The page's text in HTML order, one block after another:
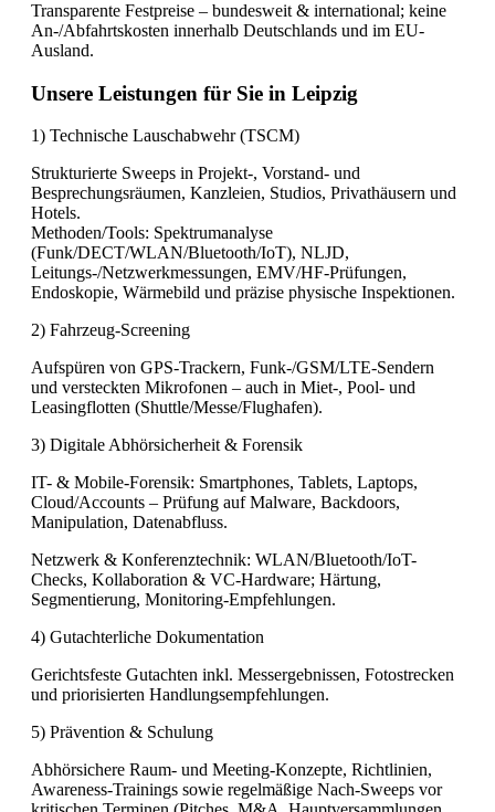
Transparente Festpreise – bundesweit & international; keine
An-/Abfahrtskosten innerhalb Deutschlands und im EU-
Ausland.
Unsere Leistungen für Sie in Leipzig
1) Technische Lauschabwehr (TSCM)
Strukturierte Sweeps in Projekt-, Vorstand- und
Besprechungsräumen, Kanzleien, Studios, Privathäusern und
Hotels.
Methoden/Tools: Spektrumanalyse
(Funk/DECT/WLAN/Bluetooth/IoT), NLJD,
Leitungs-/Netzwerkmessungen, EMV/HF-Prüfungen,
Endoskopie, Wärmebild und präzise physische Inspektionen.
2) Fahrzeug-Screening
Aufspüren von GPS-Trackern, Funk-/GSM/LTE-Sendern
und versteckten Mikrofonen – auch in Miet-, Pool- und
Leasingflotten (Shuttle/Messe/Flughafen).
3) Digitale Abhörsicherheit & Forensik
IT- & Mobile-Forensik: Smartphones, Tablets, Laptops,
Cloud/Accounts – Prüfung auf Malware, Backdoors,
Manipulation, Datenabfluss.
Netzwerk & Konferenztechnik: WLAN/Bluetooth/IoT-
Checks, Kollaboration & VC-Hardware; Härtung,
Segmentierung, Monitoring-Empfehlungen.
4) Gutachterliche Dokumentation
Gerichtsfeste Gutachten inkl. Messergebnissen, Fotostrecken
und priorisierten Handlungsempfehlungen.
5) Prävention & Schulung
Abhörsichere Raum- und Meeting-Konzepte, Richtlinien,
Awareness-Trainings sowie regelmäßige Nach-Sweeps vor